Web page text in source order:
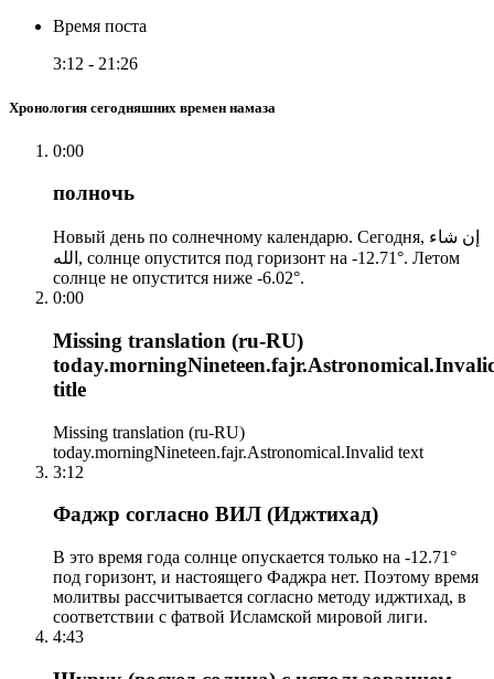
Время поста
3:12 - 21:26
Хронология сегодняшних времен намаза
0:00
полночь
Новый день по солнечному календарю. Сегодня, إن شاء
الله, солнце опустится под горизонт на -12.71°. Летом
солнце не опустится ниже -6.02°.
0:00
Missing translation (ru-RU)
title
Missing translation (ru-RU)
today.morningNineteen.fajr.Astronomical.Invalid text
3:12
Фаджр согласно ВИЛ (Иджтихад)
В это время года солнце опускается только на -12.71°
под горизонт, и настоящего Фаджра нет. Поэтому время
молитвы рассчитывается согласно методу иджтихад, в
соответствии с фатвой Исламской мировой лиги.
4:43